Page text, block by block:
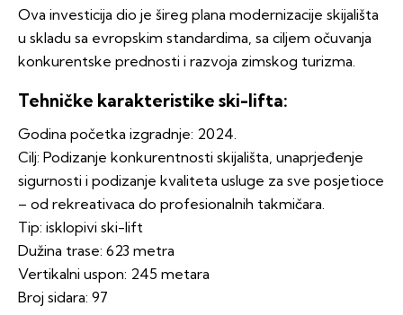
Ova investicija dio je šireg plana modernizacije skijališta
u skladu sa evropskim standardima, sa ciljem očuvanja
konkurentske prednosti i razvoja zimskog turizma.
Tehničke karakteristike ski-lifta:
Godina početka izgradnje: 2024.
Cilj: Podizanje konkurentnosti skijališta, unaprjeđenje
sigurnosti i podizanje kvaliteta usluge za sve posjetioce
– od rekreativaca do profesionalnih takmičara.
Tip: isklopivi ski-lift
Dužina trase: 623 metra
Vertikalni uspon: 245 metara
Broj sidara: 97